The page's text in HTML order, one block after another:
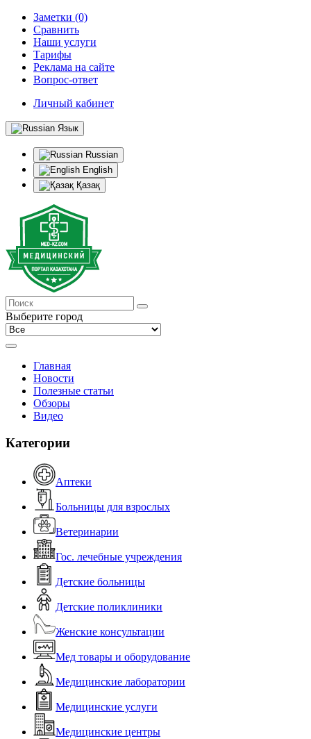
Заметки (0)
Сравнить
Наши услуги
Тарифы
Реклама на сайте
Вопрос-ответ
Личный кабинет
Язык
Russian
English
Қазақ
Выберите город
Главная
Новости
Полезные статьи
Обзоры
Видео
Категории
Аптеки
Больницы для взрослых
Ветеринарии
Гос. лечебные учреждения
Детские больницы
Детские поликлиники
Женские консультации
Мед товары и оборудование
Медицинские лаборатории
Медицинские услуги
Медицинские центры